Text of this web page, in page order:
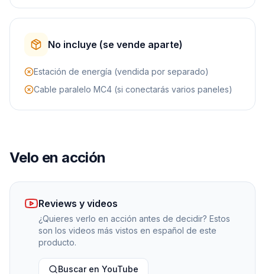
No incluye (se vende aparte)
Estación de energía (vendida por separado)
Cable paralelo MC4 (si conectarás varios paneles)
Velo en acción
Reviews y videos
¿Quieres verlo en acción antes de decidir? Estos
son los videos más vistos en español de este
producto.
Buscar en YouTube